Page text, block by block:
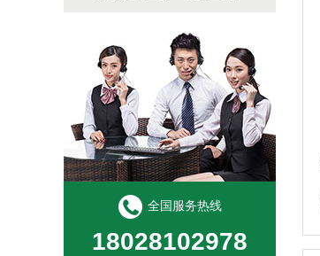
全国服务热线
18028102978